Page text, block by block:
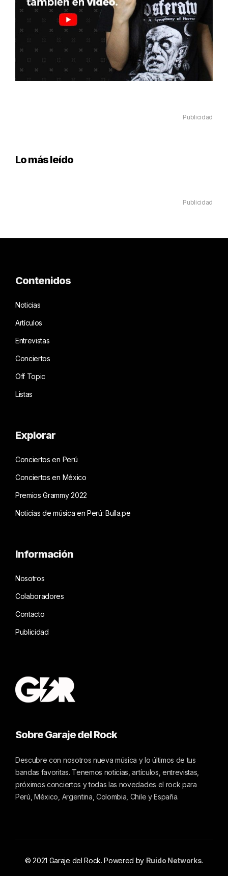
Publicidad
Lo más leído
Publicidad
Contenidos
Noticias
Artículos
Entrevistas
Conciertos
Off Topic
Listas
Explorar
Conciertos en Perú
Conciertos en México
Premios Grammy 2022
Noticias de música en Perú: Bulla.pe
Información
Nosotros
Colaboradores
Contacto
Publicidad
Sobre Garaje del Rock
Descubre con nosotros nueva música y lo últimos de tus
bandas favoritas. Tenemos noticias, artículos, entrevistas,
próximos conciertos y todas las novedades el rock para
Perú, México, Argentina, Colombia, Chile y España.
© 2021 Garaje del Rock. Powered by Ruido Networks.